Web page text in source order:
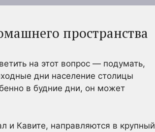
пространства
на этот вопрос — подумать,
дни население столицы
в будние дни, он может
и Кавите, направляются в крупный